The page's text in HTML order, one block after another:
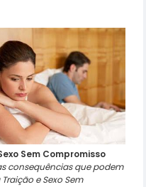
Sem Compromisso
consequências que podem
e Sexo Sem